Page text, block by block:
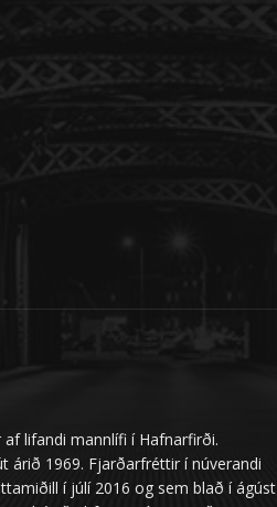
lifandi mannlífi í Hafnarfirði.
árið 1969. Fjarðarfréttir í núverandi
í júlí 2016 og sem blað í ágúst